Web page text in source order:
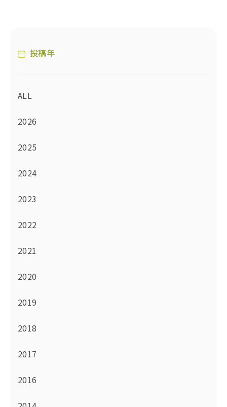
投稿年
ALL
2026
2025
2024
2023
2022
2021
2020
2019
2018
2017
2016